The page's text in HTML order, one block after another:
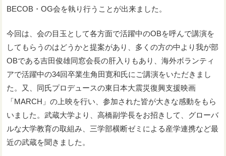
BECOB・OG会を執り行うことが出来ました。
今回は、会の目玉として各方面で活躍中のOBを呼んで講演を
してもらうのはどうかと提案があり、多くの方の中より我が部
OBである吉田俊雄同窓会長の肝入りもあり、海外ボランティ
アで活躍中の34回卒業生角田寛和氏にご講演をいただきまし
た。又、同氏プロデュースの東日本大震災復興支援映画
「MARCH」の上映を行い、参加された皆が大きな感動をもら
いました。武蔵大学より、高橋副学長をお招きして、グローバ
ルな大学教育の取組み、三学部横断ゼミによる産学連携など最
近の武蔵を聞きました。